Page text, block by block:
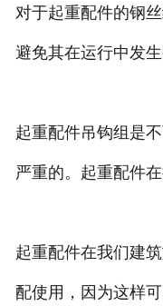
对于起重配件的钢
避免其在运行中发
起重配件吊钩组是
严重的。起重配件
起重配件在我们建
配使用，因为这样